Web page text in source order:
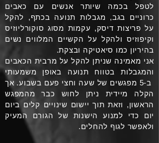
לטפל בכמה שיותר אנשים עם כאבים
כרוניים בגב, מגבלות תנועה בכתף, להקל
על פריצות דיסק, עקמות מסוג סוקורליוזיס
וקיפוזיס ולהקל על הקשיים המלווים נשים
בהיריון כמו סיאטיקה ובצקת.
אני מאמינה שניתן להקל על מרבית הכאבים
והמגבלות בטווח תנועה באופן משמעותי
ב-5 מפגשים של שעה וחצי פעם בשבוע.
אך
הקלה מיידית ניתן לחוש כבר מהמפגש
הראשון, וזאת תוך יישום שינויים קלים ביום
יום כדי למנוע הישנות של הגורם המעיק
ולאפשר לגוף להחלים.